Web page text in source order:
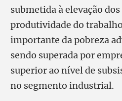
submetida à elevação
produtividade do
importante da pobreza
sendo superada por
superior ao nível de
no segmento industrial.